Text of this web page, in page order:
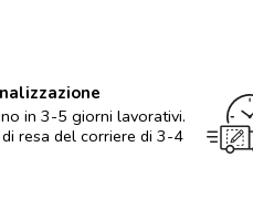
in 3-5 giorni lavorativi.
resa del corriere di 3-4